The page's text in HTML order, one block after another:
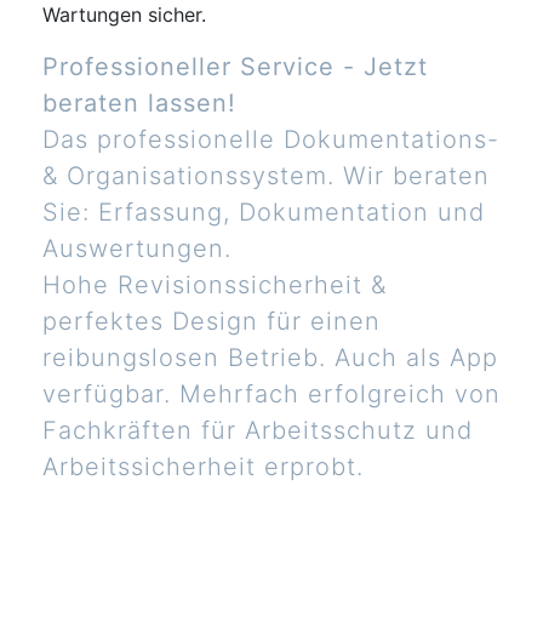
Wartungen sicher.
Professioneller Service - Jetzt
beraten lassen!
Das professionelle Dokumentations-
& Organisationssystem. Wir beraten
Sie: Erfassung, Dokumentation und
Auswertungen.
Hohe Revisionssicherheit &
perfektes Design für einen
reibungslosen Betrieb. Auch als App
verfügbar. Mehrfach erfolgreich von
Fachkräften für Arbeitsschutz und
Arbeitssicherheit erprobt.